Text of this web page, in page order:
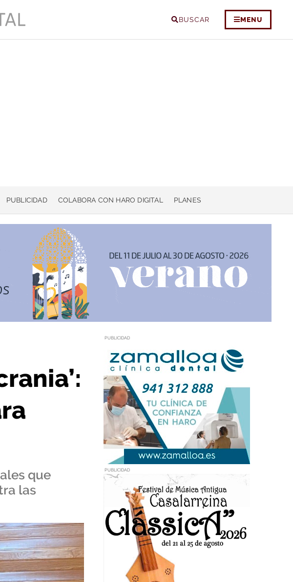
BUSCAR MENU
PUBLICIDAD COLABORA CON HARO DIGITAL PLANES
que
las
PUBLICIDAD
PUBLICIDAD